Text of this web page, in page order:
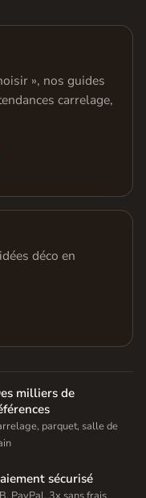
», nos guides
carrelage,
déco en
milliers de
parquet, salle de
sécurisé